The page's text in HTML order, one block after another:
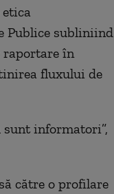
Publice subliniind
raportare în
fluxului de
informatori”,
către o profilare